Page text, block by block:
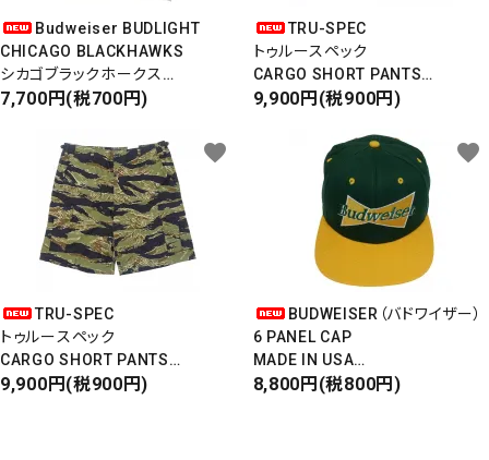
Budweiser BUDLIGHT
CHICAGO BLACKHAWKS
シカゴブラックホークス
半袖Tシャツ
7,700円(税700円)
TRU-SPEC
トゥルースペック
CARGO SHORT PANTS
カーゴショートパンツ
タイガーカモ
9,900円(税900円)
TRU-SPEC
トゥルースペック
CARGO SHORT PANTS
カーゴショートパンツ
9,900円(税900円)
favorite
BUDWEISER（バドワイザー）
6 PANEL CAP
MADE IN USA
Front Design
8,800円(税800円)
favorite